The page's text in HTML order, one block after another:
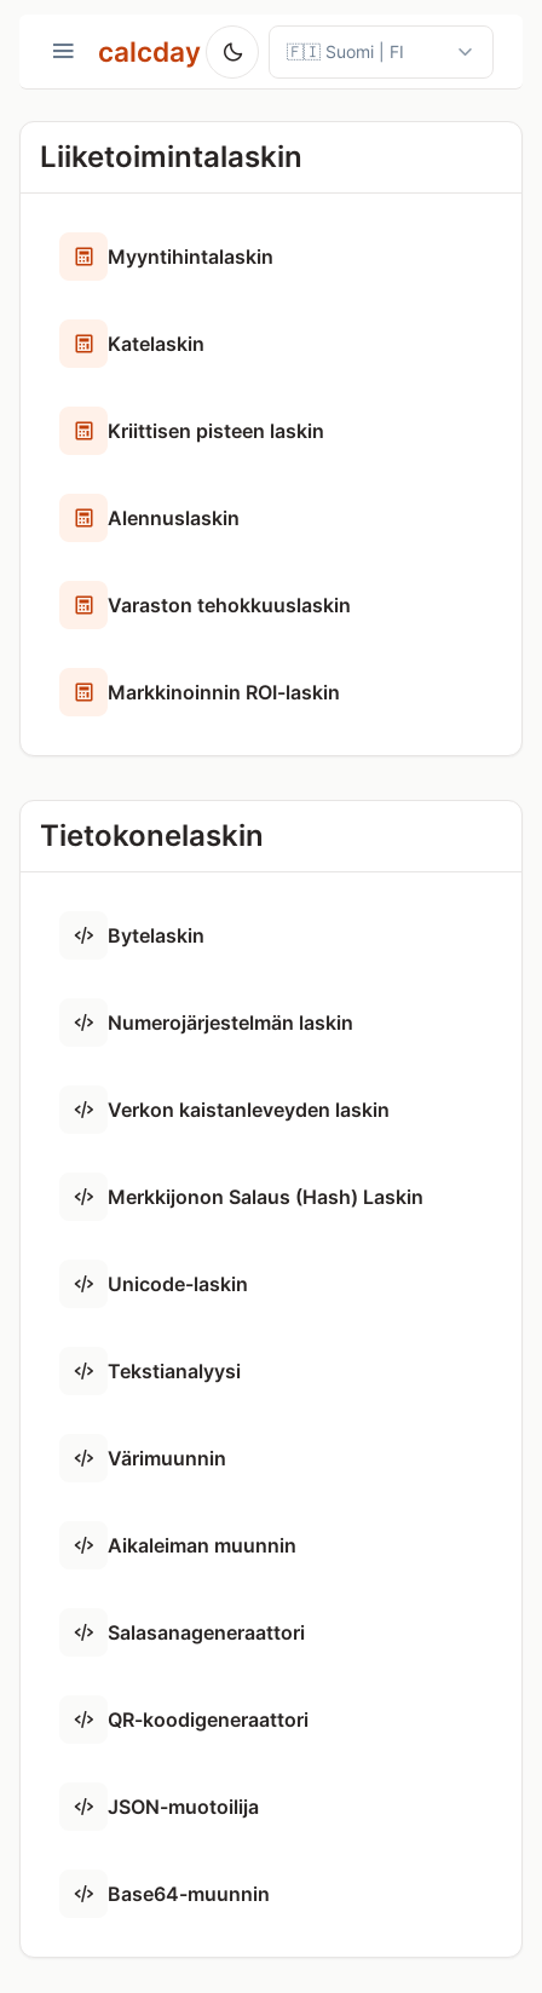
calcday
Liiketoimintalaskin
Myyntihintalaskin
Katelaskin
Kriittisen pisteen laskin
Alennuslaskin
Varaston tehokkuuslaskin
Markkinoinnin ROI-laskin
Tietokonelaskin
Bytelaskin
Numerojärjestelmän laskin
Verkon kaistanleveyden laskin
Merkkijonon Salaus (Hash) Laskin
Unicode-laskin
Tekstianalyysi
Värimuunnin
Aikaleiman muunnin
Salasanageneraattori
QR-koodigeneraattori
JSON-muotoilija
Base64-muunnin